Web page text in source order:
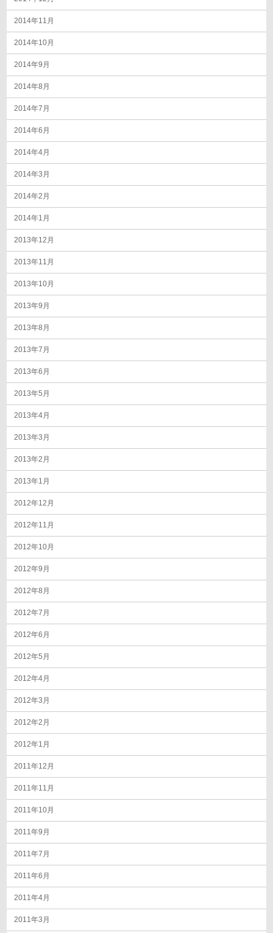
2014年11月
2014年10月
2014年9月
2014年8月
2014年7月
2014年6月
2014年4月
2014年3月
2014年2月
2014年1月
2013年12月
2013年11月
2013年10月
2013年9月
2013年8月
2013年7月
2013年6月
2013年5月
2013年4月
2013年3月
2013年2月
2013年1月
2012年12月
2012年11月
2012年10月
2012年9月
2012年8月
2012年7月
2012年6月
2012年5月
2012年4月
2012年3月
2012年2月
2012年1月
2011年12月
2011年11月
2011年10月
2011年9月
2011年7月
2011年6月
2011年4月
2011年3月